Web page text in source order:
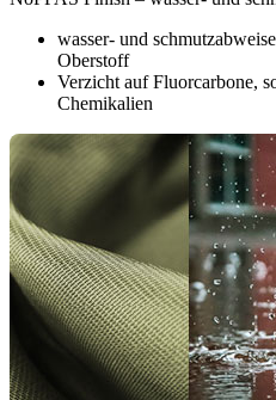
wasser- und
Oberstoff
Verzicht auf Fluorcarbone,
Chemikalien